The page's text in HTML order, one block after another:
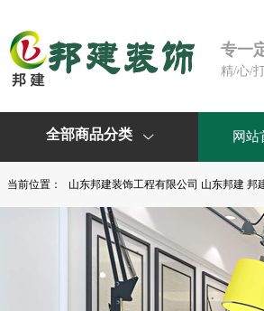
专一
精/心/
全部商品分类  网站
当前位置： 山东邦建装饰工程有限公司 山东邦建 邦